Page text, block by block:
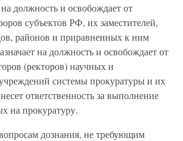
должность и освобождает от
субъектов РФ, их заместителей,
районов и приравненных к ним
на должность и освобождает от
(ректоров) научных и
системы прокуратуры и их
ответственность за выполнение
на прокуратуру.
дознания, не требующим